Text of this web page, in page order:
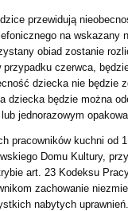
przewidują
na wskazany
obiad zostanie
czerwca,
dziecka nie będzie
dziecka będzie można
jednorazowym
pracowników kuchni od 1
Domu Kultury,
art. 23 Kodeksu
zachowanie
nabytych